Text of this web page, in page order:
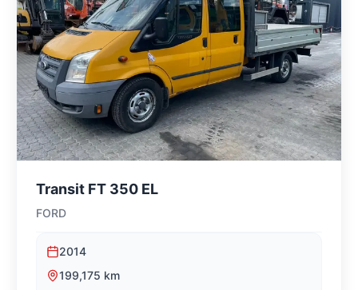
Transit FT 350 EL
FORD
2014
199,175 km